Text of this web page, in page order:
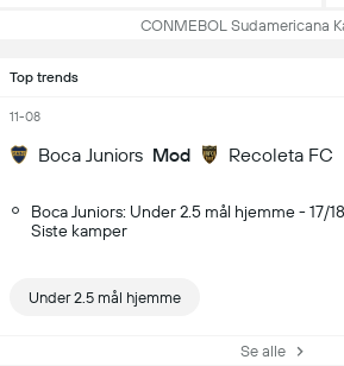
CONMEBOL Sudamericana
Top trends
11-08
Boca Juniors Mod Recoleta FC
Boca Juniors: Under 2.5 mål hjemme - 17/18
Siste kamper
Under 2.5 mål hjemme
Se alle